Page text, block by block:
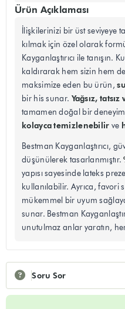
Soru Sor
Ürün Açıklaması
İlişkilerinizi bir üst seviyeye
kılmak için özel olarak
Kayganlaştırıcı ile
kaldırarak hem sizin hem
maksimize eden bu ürün,
bir his sunar. Yağsız,
tamamen doğal bir
kolayca temizlenebilir ve
Bestman Kayganlaştırıcı,
düşünülerek tasarlanmıştır.
yapısı sayesinde lateks
kullanılabilir. Ayrıca, favori
mükemmel bir uyum
sunar. Bestman
unutulmaz anlar yaratın, her